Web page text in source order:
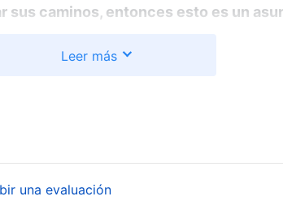
sus caminos, entonces esto es un
expuestas plenamente, para que todos
iglesia y la obra de la iglesia, y es
[…] El comportamiento de estas
lugar a conflictos en ella. Incluso
difusión del evangelio. Por lo tanto,
Leer más
una evaluación